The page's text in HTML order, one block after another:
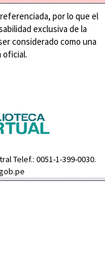
por lo que el
exclusiva de la
considerado como una
Telef.: 0051-1-399-0030.